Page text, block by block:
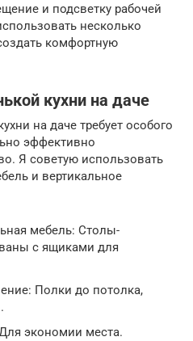
и подсветку рабочей
несколько
комфортную
кухни на даче
на даче требует особого
эффективно
Я советую использовать
и вертикальное
мебель: Столы-
с ящиками для
Полки до потолка,
экономии места.